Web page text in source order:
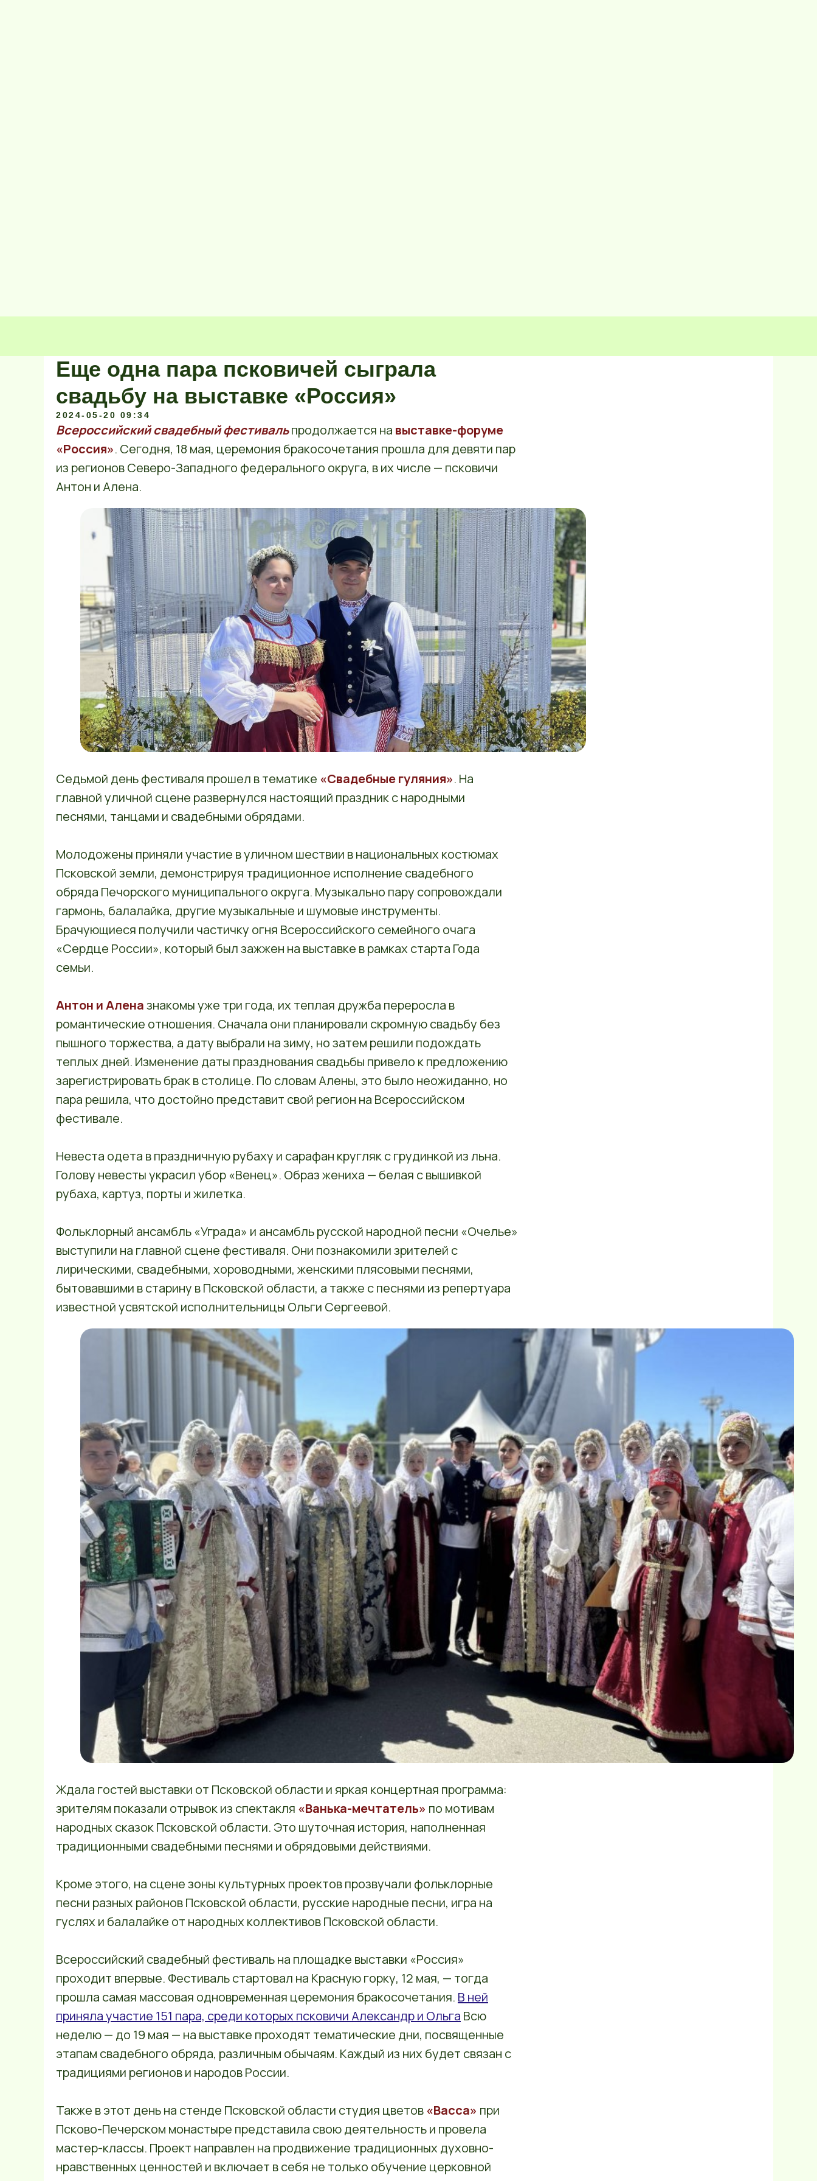
Еще одна пара псковичей сыграла
свадьбу на выставке «Россия»
2024-05-20 09:34
Всероссийский свадебный фестивальпродолжается на выставке-форуме
«Россия». Сегодня, 18 мая, церемония бракосочетания прошла для девяти пар
из регионов Северо-Западного федерального округа, в их числе — псковичи
Антон и Алена.
Седьмой день фестиваля прошел в тематике «Свадебные гуляния». На
главной уличной сцене развернулся настоящий праздник с народными
песнями, танцами и свадебными обрядами.
Молодожены приняли участие в уличном шествии в национальных костюмах
Псковской земли, демонстрируя традиционное исполнение свадебного
обряда Печорского муниципального округа. Музыкально пару сопровождали
гармонь, балалайка, другие музыкальные и шумовые инструменты.
Брачующиеся получили частичку огня Всероссийского семейного очага
«Сердце России», который был зажжен на выставке в рамках старта Года
семьи.
Антон и Аленазнакомы уже три года, их теплая дружба переросла в
романтические отношения. Сначала они планировали скромную свадьбу без
пышного торжества, а дату выбрали на зиму, но затем решили подождать
теплых дней. Изменение даты празднования свадьбы привело к предложению
зарегистрировать брак в столице. По словам Алены, это было неожиданно, но
пара решила, что достойно представит свой регион на Всероссийском
фестивале.
Невеста одета в праздничную рубаху и сарафан кругляк с грудинкой из льна.
Голову невесты украсил убор «Венец». Образ жениха — белая с вышивкой
рубаха, картуз, порты и жилетка.
Фольклорный ансамбль «Уграда» и ансамбль русской народной песни «Очелье»
выступили на главной сцене фестиваля. Они познакомили зрителей с
лирическими, свадебными, хороводными, женскими плясовыми песнями,
бытовавшими в старину в Псковской области, а также с песнями из репертуара
известной усвятской исполнительницы Ольги Сергеевой.
Ждала гостей выставки от Псковской области и яркая концертная программа:
зрителям показали отрывок из спектакля «Ванька-мечтатель» по мотивам
народных сказок Псковской области. Это шуточная история, наполненная
традиционными свадебными песнями и обрядовыми действиями.
Кроме этого, на сцене зоны культурных проектов прозвучали фольклорные
песни разных районов Псковской области, русские народные песни, игра на
гуслях и балалайке от народных коллективов Псковской области.
Всероссийский свадебный фестиваль на площадке выставки «Россия»
проходит впервые. Фестиваль стартовал на Красную горку, 12 мая, — тогда
прошла самая массовая одновременная церемония бракосочетания. В ней
приняла участие 151 пара, среди которых псковичи Александр и Ольга Всю
неделю — до 19 мая — на выставке проходят тематические дни, посвященные
этапам свадебного обряда, различным обычаям. Каждый из них будет связан с
традициями регионов и народов России.
Также в этот день на стенде Псковской области студия цветов«Васса» при
Псково-Печерском монастыре представила свою деятельность и провела
мастер-классы. Проект направлен на продвижение традиционных духовно-
нравственных ценностей и включает в себя не только обучение церковной